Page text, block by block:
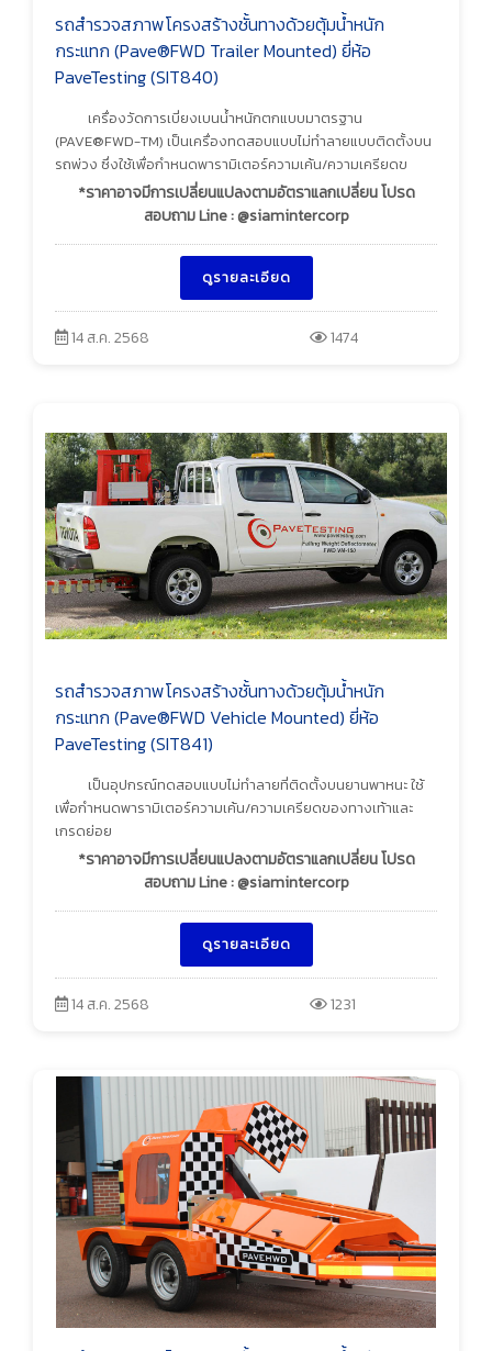
รถสำรวจสภาพโครงสร้างชั้นทางด้วยตุ้มน้ำหนัก
กระแทก (Pave®FWD Trailer Mounted) ยี่ห้อ
PaveTesting (SIT840)
เครื่องวัดการเบี่ยงเบนน้ำหนักตกแบบมาตรฐาน
(PAVE®FWD-TM) เป็นเครื่องทดสอบแบบไม่ทำลายแบบติดตั้งบน
รถพ่วง ซึ่งใช้เพื่อกำหนดพารามิเตอร์ความเค้น/ความเครียดข
*ราคาอาจมีการเปลี่ยนแปลงตามอัตราแลกเปลี่ยน โปรด
สอบถาม Line : @siamintercorp
ดูรายละเอียด
14 ส.ค. 2568 1474
รถสำรวจสภาพโครงสร้างชั้นทางด้วยตุ้มน้ำหนัก
กระแทก (Pave®FWD Vehicle Mounted) ยี่ห้อ
PaveTesting (SIT841)
เป็นอุปกรณ์ทดสอบแบบไม่ทำลายที่ติดตั้งบนยานพาหนะ ใช้
เพื่อกำหนดพารามิเตอร์ความเค้น/ความเครียดของทางเท้าและ
เกรดย่อย
*ราคาอาจมีการเปลี่ยนแปลงตามอัตราแลกเปลี่ยน โปรด
สอบถาม Line : @siamintercorp
ดูรายละเอียด
14 ส.ค. 2568 1231